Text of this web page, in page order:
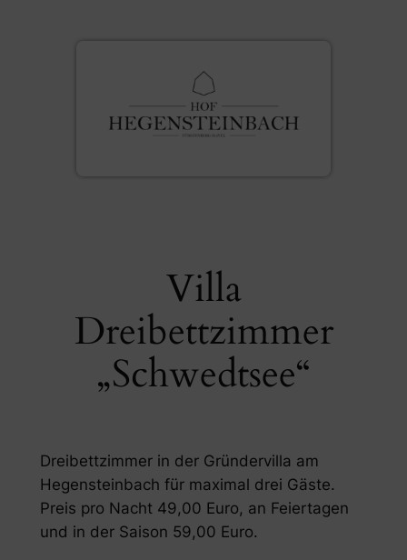
Villa
Dreibettzimmer
„Schwedtsee“
Dreibettzimmer in der Gründervilla am
Hegensteinbach für maximal drei Gäste.
Preis pro Nacht 49,00 Euro, an Feiertagen
und in der Saison 59,00 Euro.